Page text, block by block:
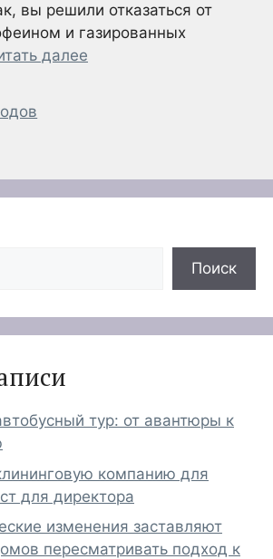
вы решили отказаться от
и газированных
далее
Поиск
тур: от авантюры к
компанию для
для директора
изменения заставляют
пересматривать подход к